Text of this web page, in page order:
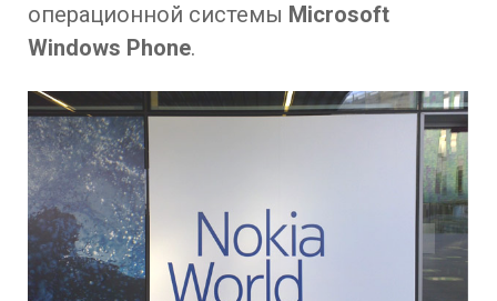
операционной системы Microsoft
Windows Phone.